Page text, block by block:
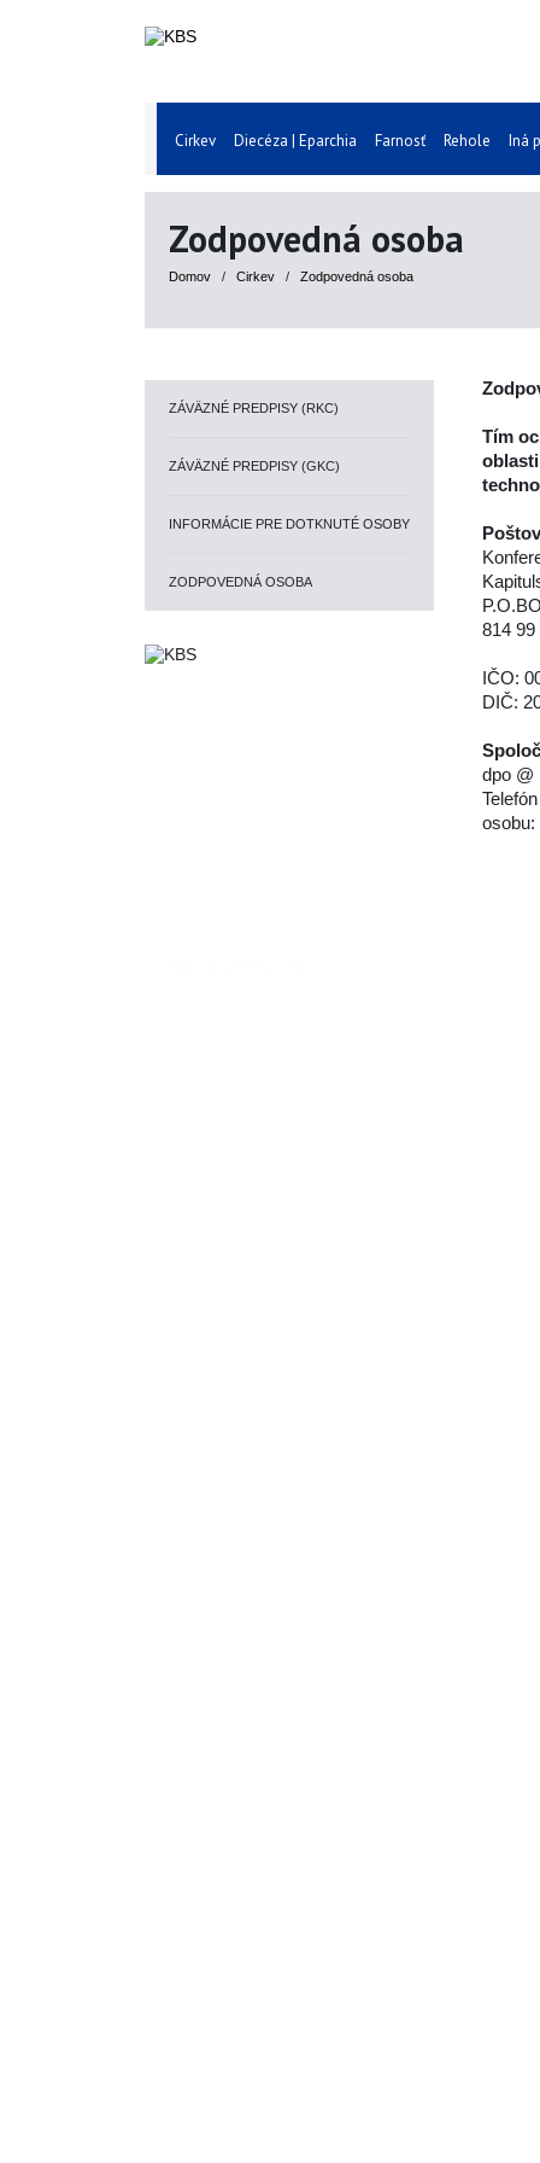
Cirkev Diecéza | Eparchia Farnosť Rehole Iná
Zodpovedná osoba
Domov / Cirkev / Zodpovedná osoba
ZÁVÄZNÉ PREDPISY (RKC)
ZÁVÄZNÉ PREDPISY (GKC)
INFORMÁCIE PRE DOTKNUTÉ OSOBY
ZODPOVEDNÁ OSOBA
Tím
814
IČO:
DIČ:
dpo @
osobu: